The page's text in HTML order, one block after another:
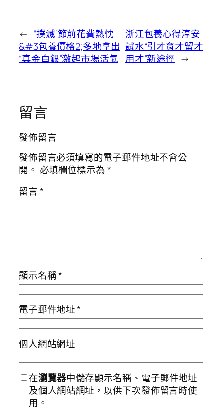
← “撲滅”節前花費熱忱
&#3包養價格2;多地拿出
“真金白銀”激起市場活氣
浙江包養心得淳安
試水“引才育才留才
用才”新途徑 →
留言
發佈留言
發佈留言必須填寫的電子郵件地址不會公
開。 必填欄位標示為*
留言*
顯示名稱*
電子郵件地址*
個人網站網址
在瀏覽器中儲存顯示名稱、電子郵件地址
及個人網站網址，以供下次發佈留言時使
用。